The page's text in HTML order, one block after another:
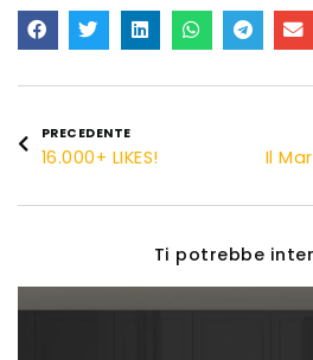
PRECEDENTE
16.000+ LIKES!
Ti potrebbe